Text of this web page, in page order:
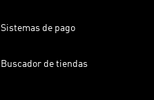
Sistemas de pago
Buscador de tiendas